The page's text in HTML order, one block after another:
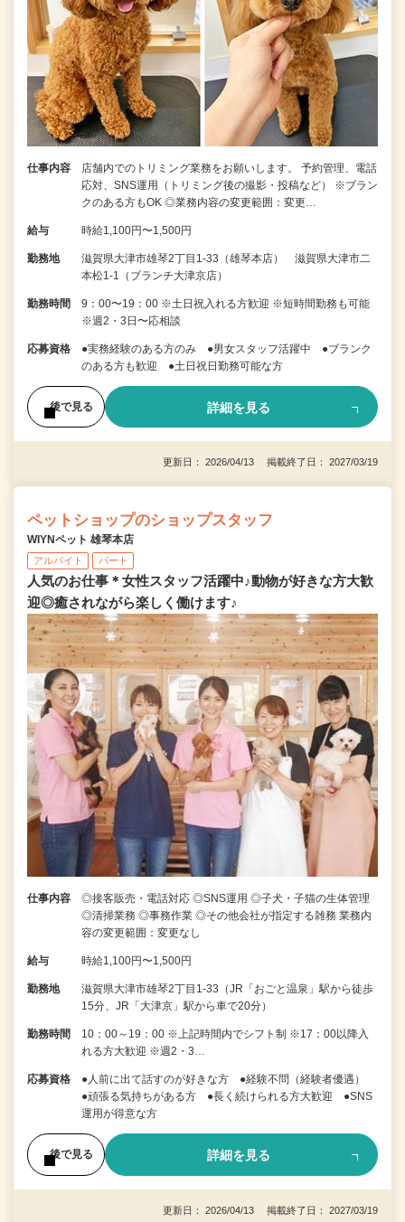
仕事内容
店舗内でのトリミング業務をお願いします。 予約管理、電話
応対、SNS運用（トリミング後の撮影・投稿など） ※ブラン
クのある方もOK ◎業務内容の変更範囲：変更…
給与 時給1,100円〜1,500円
勤務地
滋賀県大津市雄琴2丁目1-33（雄琴本店） 滋賀県大津市二
本松1-1（ブランチ大津京店）
勤務時間
9：00〜19：00 ※土日祝入れる方歓迎 ※短時間勤務も可能
※週2・3日〜応相談
応募資格
●実務経験のある方のみ ●男女スタッフ活躍中 ●ブランク
のある方も歓迎 ●土日祝日勤務可能な方
後で見る 詳細を見る
更新日： 2026/04/13 掲載終了日： 2027/03/19
ペットショップのショップスタッフ
WIYNペット 雄琴本店
アルバイト パート
人気のお仕事＊女性スタッフ活躍中♪動物が好きな方大歓
迎◎癒されながら楽しく働けます♪
仕事内容
◎接客販売・電話対応 ◎SNS運用 ◎子犬・子猫の生体管理
◎清掃業務 ◎事務作業 ◎その他会社が指定する雑務 業務内
容の変更範囲：変更なし
給与 時給1,100円〜1,500円
勤務地
滋賀県大津市雄琴2丁目1-33（JR「おごと温泉」駅から徒歩
15分、JR「大津京」駅から車で20分）
勤務時間
10：00～19：00 ※上記時間内でシフト制 ※17：00以降入
れる方大歓迎 ※週2・3…
応募資格
●人前に出て話すのが好きな方 ●経験不問（経験者優遇）
●頑張る気持ちがある方 ●長く続けられる方大歓迎 ●SNS
運用が得意な方
後で見る 詳細を見る
更新日： 2026/04/13 掲載終了日： 2027/03/19